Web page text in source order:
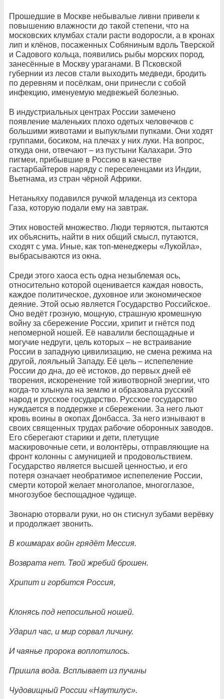
Прошедшие в Москве небывалые ливни привели к
повышению влажности до такой степени, что на
московских клумбах стали расти водоросли, а в кронах
лип и клёнов, посаженных Собяниным вдоль Тверской
и Садового кольца, появились рыбы морских пород,
занесённые в Москву ураганами. В Псковской
губернии из лесов стали выходить медведи, бродить
по деревням и посёлкам, они принесли с собой
инфекцию, именуемую медвежьей болезнью.
В индустриальных центрах России замечено
появление маленьких плохо одетых человечков с
большими животами и выпуклыми пупками. Они ходят
группами, босиком, на плечах у них луки. На вопрос,
откуда они, отвечают – из пустыни Калахари. Это
пигмеи, прибывшие в Россию в качестве
гастарбайтеров наряду с переселенцами из Индии,
Вьетнама, из стран чёрной Африки.
Нетаньяху подавился ручкой младенца из сектора
Газа, которую подали ему на завтрак.
Этих новостей множество. Люди теряются, пытаются
их объяснить, найти в них общий смысл, путаются,
сходят с ума. Иные, как топ-менеджеры «Лукойла»,
выбрасываются из окна.
Среди этого хаоса есть одна незыблемая ось,
относительно которой оценивается каждая новость,
каждое политическое, духовное или экономическое
деяние. Этой осью является Государство Российское.
Оно ведёт грозную, мощную, страшную кромешную
войну за сбережение России, хрипит и гнётся под
непомерной ношей. Её навалили беспощадные и
могучие недруги, цель которых – не встраивание
России в западную цивилизацию, не смена режима на
другой, лояльный Западу. Её цель – испепеление
России до дна, до её истоков, до первых дней её
творения, искоренение той животворной энергии, что
когда-то хлынула на землю и образовала русский
народ и русское государство. Русское государство
нуждается в поддержке и сбережении. За него льют
кровь воины в окопах Донбасса. За него изнывают в
своих священных трудах рабочие оборонных заводов.
Его сберегают старики и дети, плетущие
маскировочные сети, и волонтёры, отправляющие на
фронт колонны с амуницией и продовольствием.
Государство является высшей ценностью, и его
потеря означает необратимое испепеление России,
смерти которой желает многолапое, многоглазое,
многозубое беспощадное чудище.
Звонарю оторвали руки, но он стиснул зубами верёвку
и продолжает звонить.
В кошмарах войн грядёт Мессия.
Возврата нет. Твой жребий брошен.
Хрипит и горбится Россия,
Клонясь под непосильной ношей.
Ударил час, и мир сорвал личину.
И чаянье пророка воплотилось.
Пришла вода. Всплывает из пучины
Чудовищный России «Наутилус».